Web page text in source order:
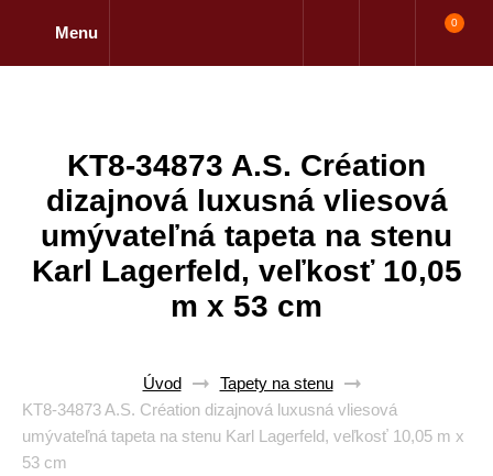
Menu
0
KT8-34873 A.S. Création
dizajnová luxusná vliesová
umývateľná tapeta na stenu
Karl Lagerfeld, veľkosť 10,05
m x 53 cm
Úvod
Tapety na stenu
KT8-34873 A.S. Création dizajnová luxusná vliesová
umývateľná tapeta na stenu Karl Lagerfeld, veľkosť 10,05 m x
53 cm